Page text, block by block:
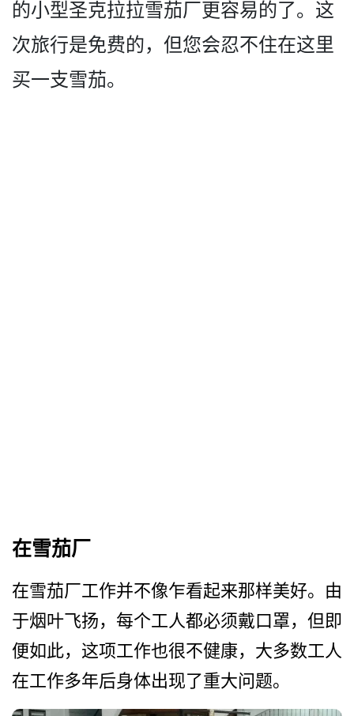
的小型圣克拉拉雪茄厂更容易的了。这
次旅行是免费的­，但您会忍不住在这里
买一支雪茄。
在雪茄厂
在雪茄厂工作并不像乍看起来­那样美好。由
于烟叶飞扬，每个工人都必须戴口罩，但­即
便如此，这项工作也很不健康，大多数工人
在工作多­年后身体出现了重大问题。